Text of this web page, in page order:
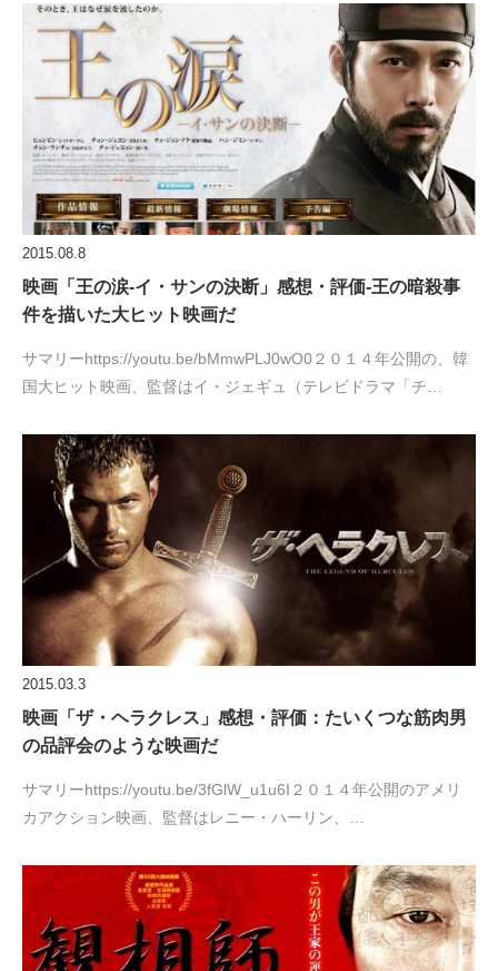
2015.08.8
映画「王の涙‐イ・サンの決断」感想・評価‐王の暗殺事
件を描いた大ヒット映画だ
サマリーhttps://youtu.be/bMmwPLJ0wO0２０１４年公開の、韓
国大ヒット映画、監督はイ・ジェギュ（テレビドラマ「チ…
2015.03.3
映画「ザ・ヘラクレス」感想・評価：たいくつな筋肉男
の品評会のような映画だ
サマリーhttps://youtu.be/3fGlW_u1u6I２０１４年公開のアメリ
カアクション映画、監督はレニー・ハーリン、…